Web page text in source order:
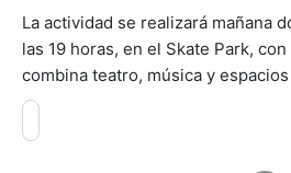
La actividad se realizará mañana
las 19 horas, en el Skate Park,
combina teatro, música y